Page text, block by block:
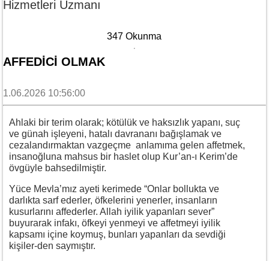
Hizmetleri Uzmanı
347 Okunma
AFFEDICI OLMAK
1.06.2026 10:56:00
Ahlaki bir terim olarak; kötülük ve haksızlık yapanı, suç
ve günah işleyeni, hatalı davrananı bağışlamak ve
cezalandırmaktan vazgeçme anlamıma gelen affetmek,
insanoğluna mahsus bir haslet olup Kur’an-ı Kerim’de
övgüyle bahsedilmiştir.
Yüce Mevla’mız ayeti kerimede “Onlar bollukta ve
darlıkta sarf ederler, öfkelerini yenerler, insanların
kusurlarını affederler. Allah iyilik yapanları sever”
buyurarak infakı, öfkeyi yenmeyi ve affetmeyi iyilik
kapsamı içine koymuş, bunları yapanları da sevdiği
kişiler-den saymıştır.